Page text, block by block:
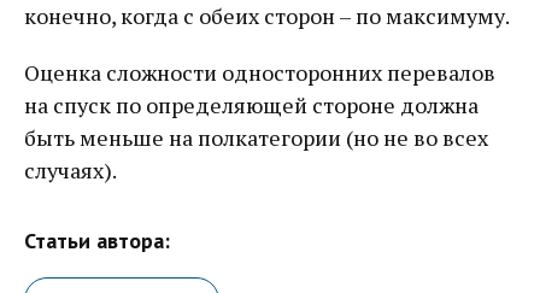
конечно, когда с обеих сторон – по максимуму.
Оценка сложности односторонних перевалов
на спуск по определяющей стороне должна
быть меньше на полкатегории (но не во всех
случаях).
Статьи автора: